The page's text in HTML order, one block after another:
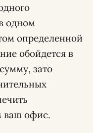
одном
определенной
обойдется в
зато
ваш офис.